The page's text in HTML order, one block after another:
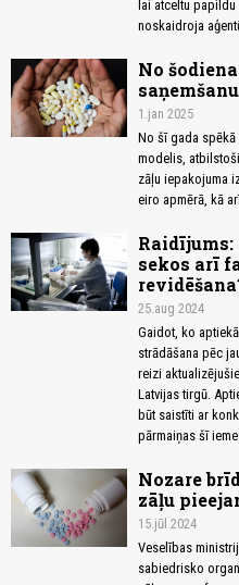
lai atceltu
noskaidroja
No
1.jan 2025
No šī gada spēkā
modelis,
zāļu iepakojuma
eiro apmērā, kā
Raidījums:
sekos arī
25.aug 2024
Gaidot, ko
strādāšana pēc
reizi
Latvijas tirgū.
būt saistīti ar
pārmaiņas šī
Nozare
zāļu
15.jūl 2024
Veselības
sabiedrisko